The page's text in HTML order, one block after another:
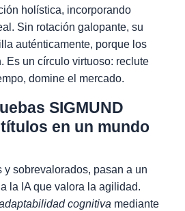
holística, incorporando
Sin rotación galopante, su
auténticamente, porque los
Es un círculo virtuoso: reclute
domine el mercado.
SIGMUND
en un mundo
y sobrevalorados, pasan a un
la IA que valora la agilidad.
cognitiva mediante